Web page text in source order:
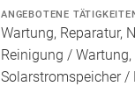
ANGEBOTENE
Wartung, Reparatur,
Reinigung /
Solarstromspeicher /